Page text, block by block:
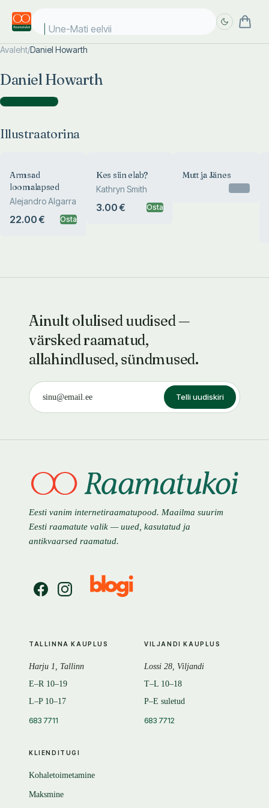
Une-Mati eelviim
Avaleht/Daniel Howarth
Daniel Howarth
Illustraatorina )
Illustraatorina
Armsad
loomalapsed
Alejandro Algarra
22.00 € Osta
Kes siin elab?
Kathryn Smith
3.00 € Osta
Mutt ja Jänes
Ainult olulised uudised —
värsked raamatud,
allahindlused, sündmused.
Telli uudiskiri
Eesti vanim internetiraamatupood. Maailma suurim
Eesti raamatute valik — uued, kasutatud ja
antikvaarsed raamatud.
KLIENDITUGI
Kohaletoimetamine
Maksmine
TALLINNA KAUPLUS
Harju 1, Tallinn
E–R 10–19
L–P 10–17
683 7711
VILJANDI KAUPLUS
Lossi 28, Viljandi
T–L 10–18
P–E suletud
683 7712